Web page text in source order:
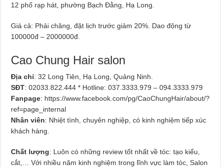
12 phố rạp hát, phường Bạch Đằng, Hạ Long.
Giá cả: Phải chăng, đặt lịch trước giảm 20%. Dao động từ
100000đ – 2000000đ.
Cao Chung Hair salon
Địa chỉ: 32 Long Tiên, Hạ Long, Quảng Ninh.
SĐT: 02033.822.444 * Hotline: 037.3333.979 – 094.3333.979
Fanpage: https://www.facebook.com/pg/CaoChungHair/about/?
ref=page_internal
Nhân viên: Nhiệt tình, chuyên nghiệp, có kinh nghiệm tiếp xúc
khách hàng.
Chất lượng: Luôn có những review tốt nhất về tóc: tạo kiểu,
cắt,… Với nhiều năm kinh nghiệm trong lĩnh vực làm tóc, Salon